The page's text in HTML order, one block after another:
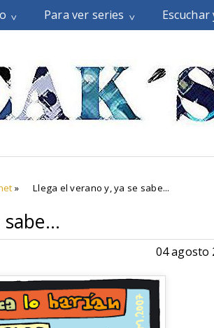
Para ver series
» Llega el verano y, ya se sabe...
04 agosto